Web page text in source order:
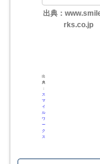
freee会計と連
時間内と時間外の
出典：
rks.co.jp
出
典
：
ス
マ
イ
ル
ワ
ー
ク
ス